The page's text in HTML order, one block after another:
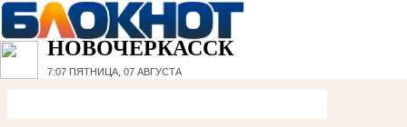
НОВОЧЕРКАССК
7:07 ПЯТНИЦА, 07 АВГУСТА